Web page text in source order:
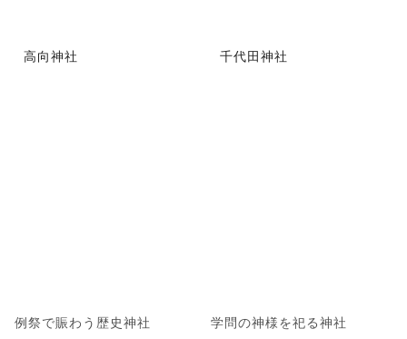
高向神社
例祭で賑わう歴史神社
千代田神社
学問の神様を祀る神社